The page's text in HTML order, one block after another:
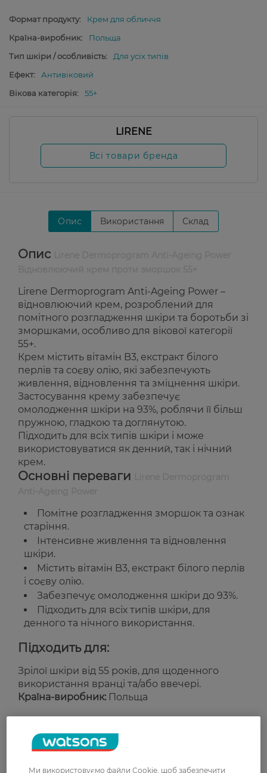
Формат продукту:
Крем для обличчя
Країна-виробник:
Польща
Тип шкіри / особливість:
Для усіх типів
Ефект:
Антивіковий
Вікова категорія:
55+
LIRENE
Всі товари бренда
Опис Використання Склад
Опис
Lirene Dermoprogram Anti-Ageing Power –
відновлюючий крем, розроблений для
помітного розгладження шкіри та боротьби зі
зморшками, особливо для вікової категорії
55+.
Крем містить вітамін B3, екстракт білого
перлів та соєву олію, які забезпечують
живлення, відновлення та зміцнення шкіри.
Застосування крему забезпечує
омолодження шкіри на 93%, роблячи її більш
пружною, гладкою та доглянутою.
Підходить для всіх типів шкіри і може
використовуватися як денний, так і нічний
крем.
Основні переваги
Помітне розгладження зморшок та ознак
старіння.
Інтенсивне живлення та відновлення
шкіри.
Містить вітамін B3, екстракт білого перлів
і соєву олію.
Забезпечує омолодження шкіри до 93%.
Підходить для всіх типів шкіри, для
денного та нічного використання.
Підходить для:
Зрілої шкіри від 55 років, для щоденного
використання вранці та/або ввечері.
Країна-виробник: Польща
Рейтинг та відгуки
Ми використовуємо файли Cookie, щоб забезпечити